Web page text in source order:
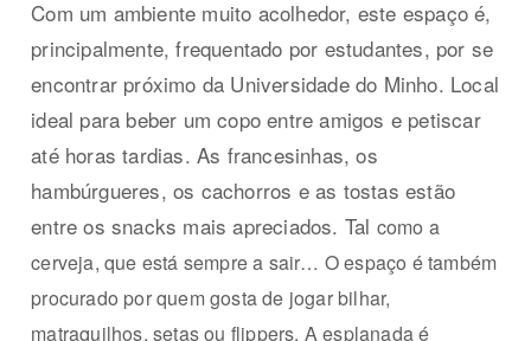
Com um ambiente muito acolhedor, este espaço é,
principalmente, frequentado por estudantes, por se
encontrar próximo da Universidade do Minho. Local
ideal para beber um copo entre amigos e petiscar
até horas tardias. As francesinhas, os
hambúrgueres, os cachorros e as tostas estão
entre os snacks mais apreciados. Tal como a
cerveja, que está sempre a sair… O espaço é também
procurado por quem gosta de jogar bilhar,
matraquilhos, setas ou flippers. A esplanada é